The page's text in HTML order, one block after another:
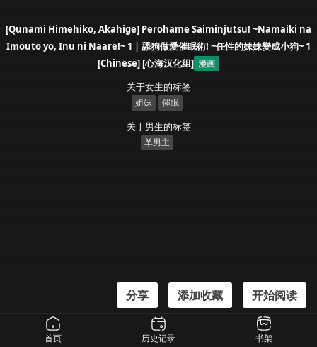
[Qunami Himehiko, Akahige] Perohame Saiminjutsu! ~Namaiki na
Imouto yo, Inu ni Naare!~ 1 | 舔狗做愛催眠術! ~任性的妹妹變成小狗~ 1
[Chinese] [心海汉化组] 漫画
关于女生的标签
姐妹 催眠
关于男生的标签
单男主
[Qunami Himehiko, Akahige] Perohame Saiminjutsu! ~Namaiki na Imouto yo,
Inu ni Naare!~ 1 | 舔狗做愛催眠術! ~任性的妹妹變成小狗~ 1 [Chinese] [心海汉
分享 添加收藏 开始阅读
首页 历史记录 书架